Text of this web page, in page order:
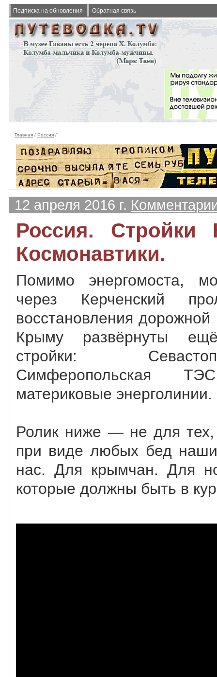
Подписка на обновления Обратная связь
Главная /Россия /
12 апреля 2016 г.
Россия.
Космонавтики.
Помимо энергомоста,
через Керченский
восстановления
Крыму развёрнуты
стройки:
Симферопольская
материковые энерголинии.
Ролик ниже — не для тех,
при виде любых бед
нас. Для крымчан. Для
которые должны быть в